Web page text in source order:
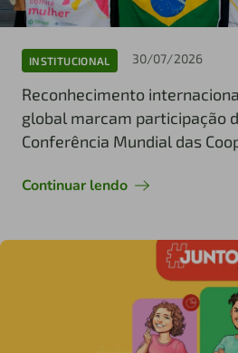
INSTITUCIONAL 30/07/2026
Reconhecimento
global marcam participação
Conferência Mundial das
Continuar lendo